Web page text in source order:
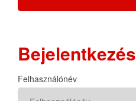
Bejelentkezés
Felhasználónév